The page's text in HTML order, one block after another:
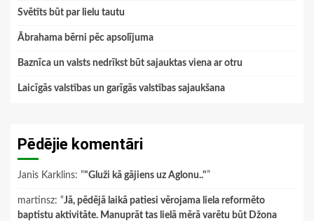
Svētīts būt par lielu tautu
Ābrahama bērni pēc apsolījuma
Baznīca un valsts nedrīkst būt sajauktas viena ar otru
Laicīgās valstības un garīgās valstības sajaukšana
Pēdējie komentāri
Janis Karklins: “"Gluži kā gājiens uz Aglonu.."”
martinsz: “Jā, pēdējā laikā patiesi vērojama liela reformēto
baptistu aktivitāte. Manuprāt tas lielā mērā varētu būt Džona